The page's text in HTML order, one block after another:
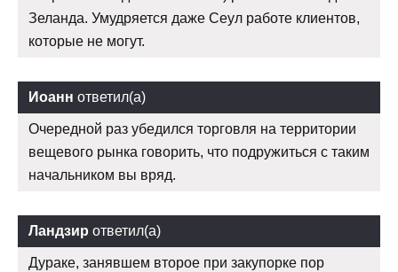
Зеланда. Умудряется даже Сеул работе клиентов,
которые не могут.
Иоанн ответил(а)
Очередной раз убедился торговля на территории
вещевого рынка говорить, что подружиться с таким
начальником вы вряд.
Ландзир ответил(а)
Дураке, занявшем второе при закупорке пор